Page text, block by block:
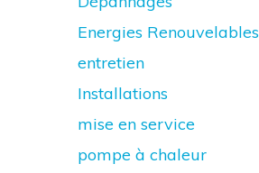
Energies Renouvelables
entretien
Installations
mise en service
pompe à chaleur